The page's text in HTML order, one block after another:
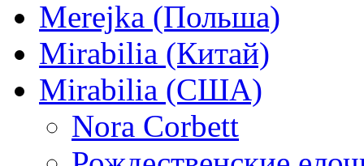
Merejka (Польша)
Mirabilia (Китай)
Mirabilia (США)
Nora Corbett